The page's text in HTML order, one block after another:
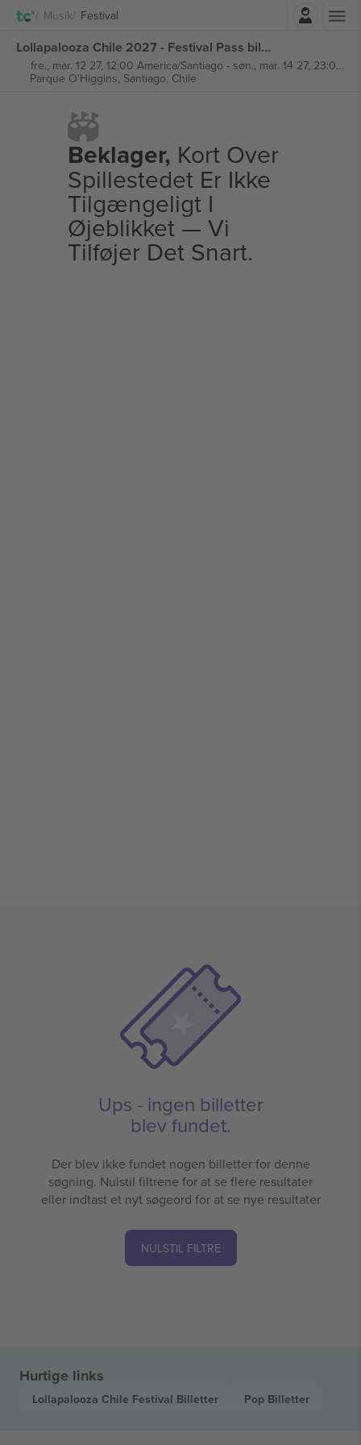
Musik Festival
Lollapalooza Chile 2027 - Festival Pass billetter
fre., mar. 12 27, 12:00 America/Santiago - søn., mar. 14 27, 23:00 America/Santiago
Parque O'Higgins, Santiago, Chile
Beklager, Kort Over
Spillestedet Er Ikke
Tilgængeligt I
Øjeblikket — Vi
Tilføjer Det Snart.
Ups - ingen billetter
blev fundet.
Der blev ikke fundet nogen billetter for denne
søgning. Nulstil filtrene for at se flere resultater
eller indtast et nyt søgeord for at se nye resultater
NULSTIL FILTRE
Hurtige links
Lollapalooza Chile Festival Billetter Pop Billetter